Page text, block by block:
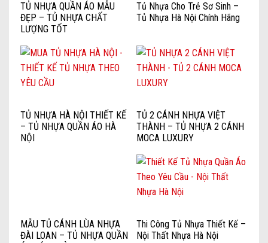
TỦ NHỰA QUẦN ÁO MẪU
ĐẸP – TỦ NHỰA CHẤT
LƯỢNG TỐT
Tủ Nhựa Cho Trẻ Sơ Sinh –
Tủ Nhựa Hà Nội Chính Hãng
TỦ NHỰA HÀ NỘI THIẾT KẾ
– TỦ NHỰA QUẦN ÁO HÀ
NỘI
TỦ 2 CÁNH NHỰA VIỆT
THÀNH – TỦ NHỰA 2 CÁNH
MOCA LUXURY
MẪU TỦ CÁNH LÙA NHỰA
ĐÀI LOAN – TỦ NHỰA QUẦN
Thi Công Tủ Nhựa Thiết Kế –
Nội Thất Nhựa Hà Nội